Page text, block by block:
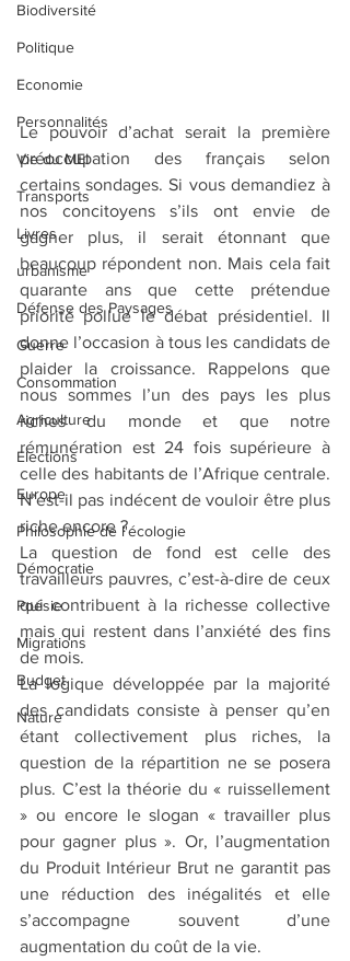
Biodiversité
Politique
Economie
Personnalités
Vie du MEI
Transports
Livres
urbanisme
Défense des Paysages
Guerre
Consommation
Agriculture
Elections
Europe
Philosophie de l'écologie
Démocratie
Poésie
Migrations
Budget
Nature
Le pouvoir d’achat serait la première
préoccupation des français selon
certains sondages. Si vous demandiez à
nos concitoyens s’ils ont envie de
gagner plus, il serait étonnant que
beaucoup répondent non. Mais cela fait
quarante ans que cette prétendue
priorité pollue le débat présidentiel. Il
donne l’occasion à tous les candidats de
plaider la croissance. Rappelons que
nous sommes l’un des pays les plus
riches du monde et que notre
rémunération est 24 fois supérieure à
celle des habitants de l’Afrique centrale.
N’est-il pas indécent de vouloir être plus
riche encore ?
La question de fond est celle des
travailleurs pauvres, c’est-à-dire de ceux
qui contribuent à la richesse collective
mais qui restent dans l’anxiété des fins
de mois.
La logique développée par la majorité
des candidats consiste à penser qu’en
étant collectivement plus riches, la
question de la répartition ne se posera
plus. C’est la théorie du « ruissellement
» ou encore le slogan « travailler plus
pour gagner plus ». Or, l’augmentation
du Produit Intérieur Brut ne garantit pas
une réduction des inégalités et elle
s’accompagne souvent d’une
augmentation du coût de la vie.